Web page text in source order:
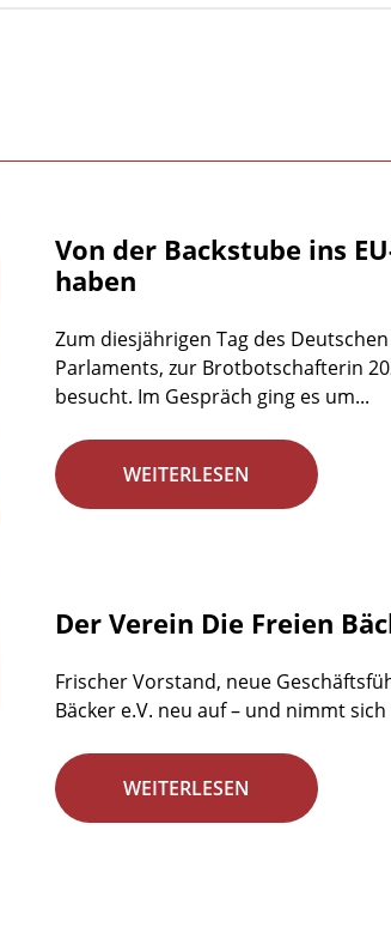
Von der Backstube ins
haben
Zum diesjährigen Tag des
Parlaments, zur Brotbotschafterin
besucht. Im Gespräch ging es um...
WEITERLESEN
Der Verein Die Freien
Frischer Vorstand, neue
Bäcker e.V. neu auf – und nimmt
WEITERLESEN